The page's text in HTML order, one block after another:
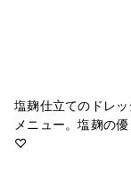
塩麹仕立てのドレ
メニュー。塩麹の
♡